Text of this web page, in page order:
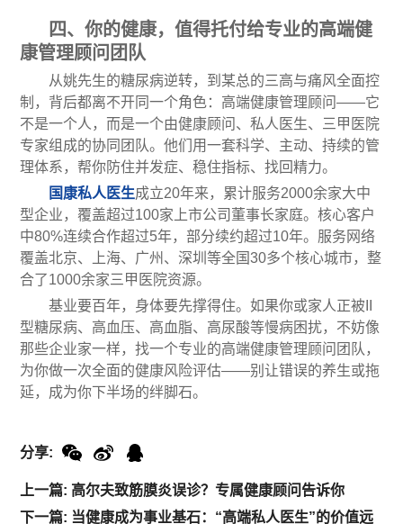
四、你的健康，值得托付给专业的高端健
康管理顾问团队
从姚先生的糖尿病逆转，到某总的三高与痛风全面控
制，背后都离不开同一个角色：高端健康管理顾问——它
不是一个人，而是一个由健康顾问、私人医生、三甲医院
专家组成的协同团队。他们用一套科学、主动、持续的管
理体系，帮你防住并发症、稳住指标、找回精力。
国康私人医生成立20年来，累计服务2000余家大中
型企业，覆盖超过100家上市公司董事长家庭。核心客户
中80%连续合作超过5年，部分续约超过10年。服务网络
覆盖北京、上海、广州、深圳等全国30多个核心城市，整
合了1000余家三甲医院资源。
基业要百年，身体要先撑得住。如果你或家人正被II
型糖尿病、高血压、高血脂、高尿酸等慢病困扰，不妨像
那些企业家一样，找一个专业的高端健康管理顾问团队，
为你做一次全面的健康风险评估——别让错误的养生或拖
延，成为你下半场的绊脚石。
上一篇: 高尔夫致筋膜炎误诊？专属健康顾问告诉你
下一篇: 当健康成为事业基石：“高端私人医生”的价值远
分享: